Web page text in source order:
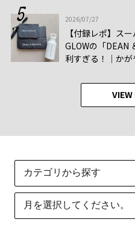
2026/07/27
【付録レポ】ス
GLOWの「DEAN
利すぎる！│かが
VIEW